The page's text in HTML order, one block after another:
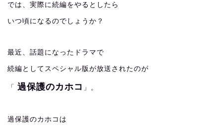
では、実際に続編をやるとしたら
いつ頃になるのでしょうか？
最近、話題になったドラマで
続編としてスペシャル版が放送されたのが
「 過保護のカホコ 」。
過保護のカホコは